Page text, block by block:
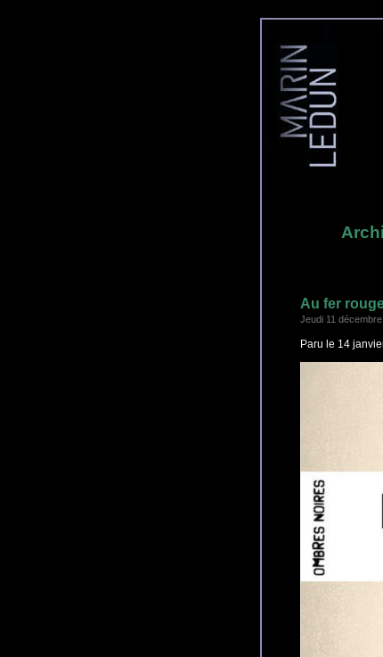
Au fer
Jeudi 11
Paru le 14